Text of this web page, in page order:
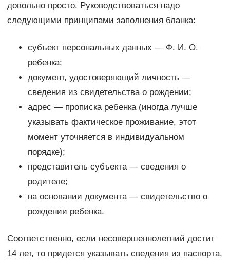
довольно просто. Руководствоваться надо
следующими принципами заполнения бланка:
субъект персональных данных — Ф. И. О.
ребенка;
документ, удостоверяющий личность —
сведения из свидетельства о рождении;
адрес — прописка ребенка (иногда лучше
указывать фактическое проживание, этот
момент уточняется в индивидуальном
порядке);
представитель субъекта — сведения о
родителе;
на основании документа — свидетельство о
рождении ребенка.
Соответственно, если несовершеннолетний достиг
14 лет, то придется указывать сведения из паспорта,